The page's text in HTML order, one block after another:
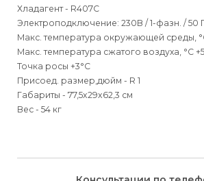
Хладагент - R407C
Электроподключение: 230В / 1-фазн. / 50
Макс. температура окружающей среды,
Макс. температура сжатого воздуха, °С
Точка росы +3°С
Присоед. размер,дюйм - R 1
Габариты - 77,5x29x62,3 см
Вес - 54 кг
Способыдоставки